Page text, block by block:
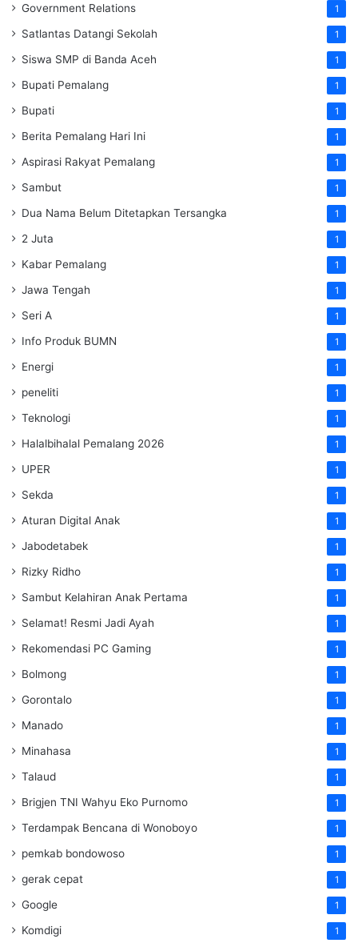
Government Relations 1
Satlantas Datangi Sekolah 1
Siswa SMP di Banda Aceh 1
Bupati Pemalang 1
Bupati 1
Berita Pemalang Hari Ini 1
Aspirasi Rakyat Pemalang 1
Sambut 1
Dua Nama Belum Ditetapkan Tersangka 1
2 Juta 1
Kabar Pemalang 1
Jawa Tengah 1
Seri A 1
Info Produk BUMN 1
Energi 1
peneliti 1
Teknologi 1
Halalbihalal Pemalang 2026 1
UPER 1
Sekda 1
Aturan Digital Anak 1
Jabodetabek 1
Rizky Ridho 1
Sambut Kelahiran Anak Pertama 1
Selamat! Resmi Jadi Ayah 1
Rekomendasi PC Gaming 1
Bolmong 1
Gorontalo 1
Manado 1
Minahasa 1
Talaud 1
Brigjen TNI Wahyu Eko Purnomo 1
Terdampak Bencana di Wonoboyo 1
pemkab bondowoso 1
gerak cepat 1
Google 1
Komdigi 1